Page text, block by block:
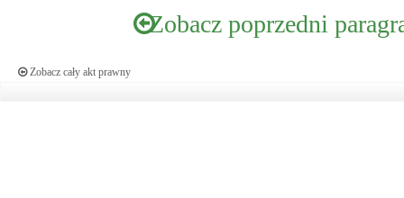
Zobacz poprzedni
Zobacz cały akt prawny